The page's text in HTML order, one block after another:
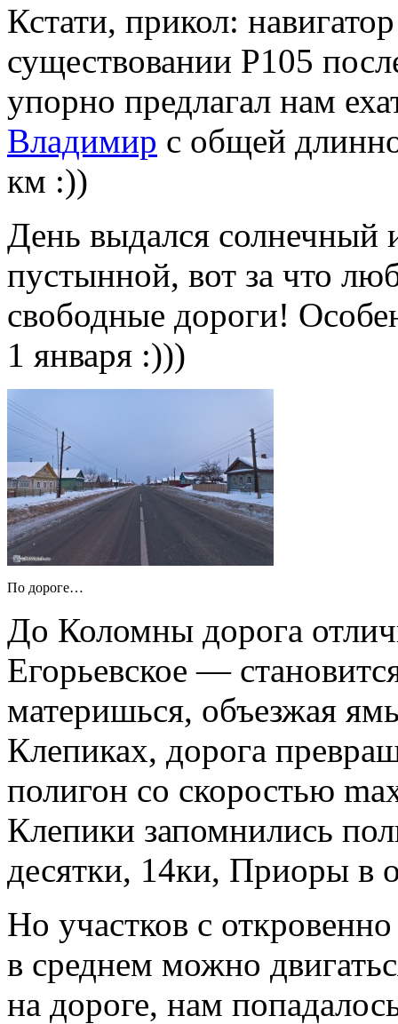
Кстати, прикол:
существовании Р105
упорно предлагал нам
Владимир с общей
км :))
День выдался солнечный
пустынной, вот за что
свободные дороги!
1 января :)))
По дороге…
До Коломны дорога
Егорьевское —
материшься, объезжая
Клепиках, дорога
полигон со скоростью
Клепики запомнились
десятки, 14ки, Приоры в
Но участков с
в среднем можно
на дороге, нам